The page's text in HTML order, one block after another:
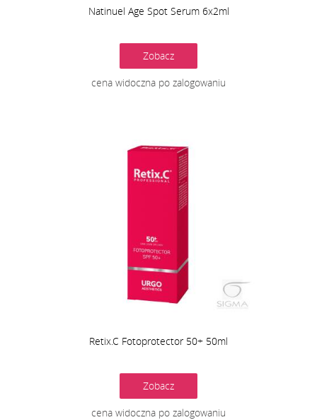
Natinuel Age Spot Serum 6x2ml
Zobacz
cena widoczna po zalogowaniu
Retix.C Fotoprotector 50+ 50ml
Zobacz
cena widoczna po zalogowaniu